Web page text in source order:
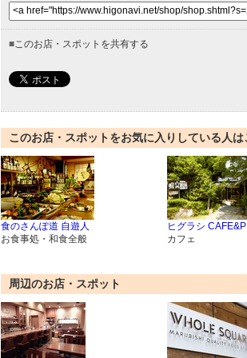
■ このお店・スポットを共有する
このお店・スポットをお気に入りしている人
食のさんぽ道 自遊人
お食事処・和食全般
ヒグラシ
カフェ
周辺のお店・スポット